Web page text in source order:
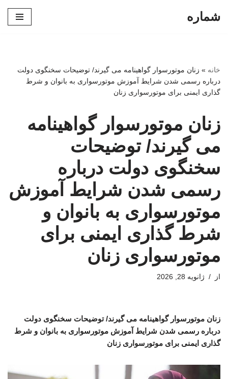
شماره
خانه » زنان موتورسوار گواهینامه می گیرند/ توضیحات سخنگوی دولت
درباره رسمی شدن شرایط آموزش موتورسواری به بانوان و شرط
گذاری ایمنی برای موتورسواری زنان
زنان موتورسوار گواهینامه
می گیرند/ توضیحات
سخنگوی دولت درباره
رسمی شدن شرایط آموزش
موتورسواری به بانوان و
شرط گذاری ایمنی برای
موتورسواری زنان
از ژانویه 28, 2026
زنان موتورسوار گواهینامه می گیرند/ توضیحات سخنگوی دولت
درباره رسمی شدن شرایط آموزش موتورسواری به بانوان و شرط
گذاری ایمنی برای موتورسواری زنان